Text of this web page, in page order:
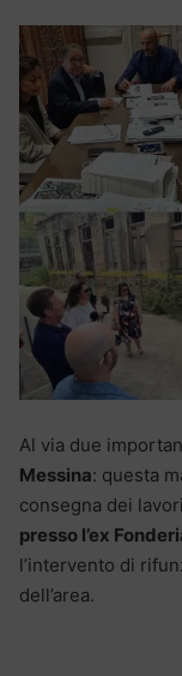
Al via due
Messina: questa
consegna dei
presso l’ex
l’intervento di
dell’area.